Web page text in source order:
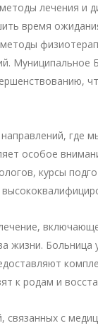
лечения и
время
где
особое
курсы
жизни.
к родам и
с